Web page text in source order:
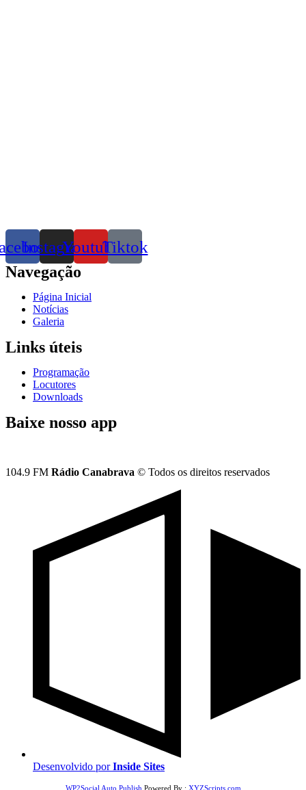
InstagramYoutubeTiktok
Navegação
Página Inicial
Notícias
Galeria
Links úteis
Programação
Locutores
Downloads
Baixe nosso app
104.9 FM Rádio Canabrava © Todos os direitos reservados
Desenvolvido porInside Sites
WP2Social Auto Publish Powered By : XYZScripts.com